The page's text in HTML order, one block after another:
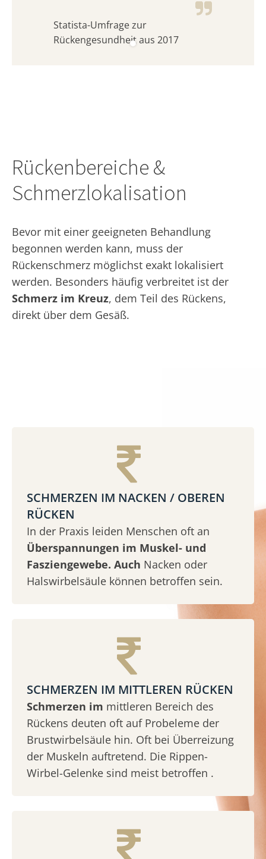
Statista-Umfrage zur
Rückengesundheit aus 2017
Rückenbereiche &
Schmerzlokalisation
Bevor mit einer geeigneten Behandlung
begonnen werden kann, muss der
Rückenschmerz möglichst exakt lokalisiert
werden. Besonders häufig verbreitet ist der
Schmerz im Kreuz, dem Teil des Rückens,
direkt über dem Gesäß.
SCHMERZEN IM NACKEN / OBEREN
RÜCKEN
In der Praxis leiden Menschen oft an
Überspannungen im Muskel- und
Fasziengewebe. Auch Nacken oder
Halswirbelsäule können betroffen sein.
SCHMERZEN IM MITTLEREN RÜCKEN
Schmerzen im mittleren Bereich des
Rückens deuten oft auf Probeleme der
Brustwirbelsäule hin. Oft bei Überreizung
der Muskeln auftretend. Die Rippen-
Wirbel-Gelenke sind meist betroffen .